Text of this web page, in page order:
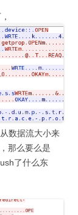
数据流大小来
那么要么是
了什么东